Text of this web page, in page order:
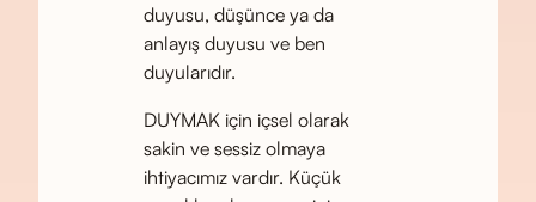
duyusu, düşünce ya da
anlayış duyusu ve ben
duyularıdır.
DUYMAK için içsel olarak
sakin ve sessiz olmaya
ihtiyacımız vardır. Küçük